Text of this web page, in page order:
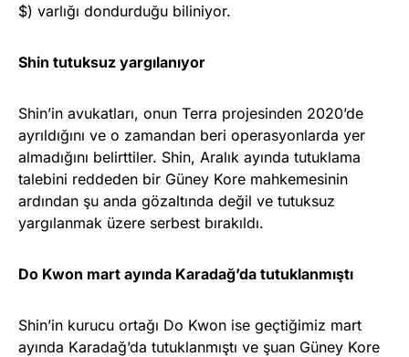
$) varlığı dondurduğu biliniyor.
Shin tutuksuz yargılanıyor
Shin’in avukatları, onun Terra projesinden 2020’de
ayrıldığını ve o zamandan beri operasyonlarda yer
almadığını belirttiler. Shin, Aralık ayında tutuklama
talebini reddeden bir Güney Kore mahkemesinin
ardından şu anda gözaltında değil ve tutuksuz
yargılanmak üzere serbest bırakıldı.
Do Kwon mart ayında Karadağ’da tutuklanmıştı
Shin’in kurucu ortağı Do Kwon ise geçtiğimiz mart
ayında Karadağ’da tutuklanmıştı ve şuan Güney Kore